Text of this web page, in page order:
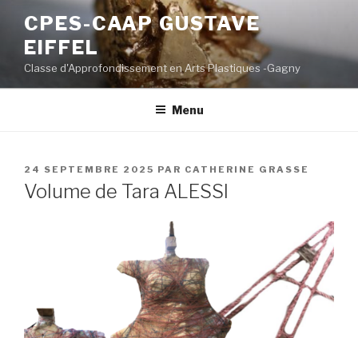
contenu
principal
CPES-CAAP GUSTAVE
EIFFEL
Classe d'Approfondissement en Arts Plastiques -Gagny
Menu
PUBLIÉ
LE
24 SEPTEMBRE 2025 PAR CATHERINE GRASSE
Volume de Tara ALESSI